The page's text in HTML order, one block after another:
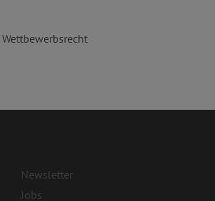
Wettbewerbsrecht
Newsletter
Jobs